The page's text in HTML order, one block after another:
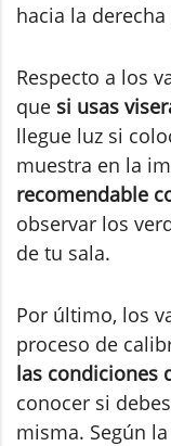
hacia la
Respecto a los
que si usas
llegue luz si
muestra en la
recomendable
observar los
de tu sala.
Por último, los
proceso de
las condiciones
conocer si
misma. Según